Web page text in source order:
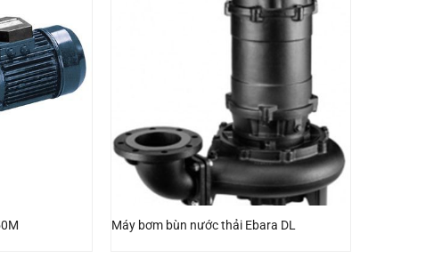
Máy bơm bùn nước thải Ebara DL